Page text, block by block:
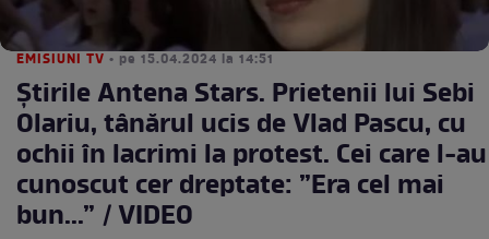
EMISIUNI TV • pe 15.04.2024 la 14:51
Știrile Antena Stars. Prietenii lui Sebi
Olariu, tânărul ucis de Vlad Pascu, cu
ochii în lacrimi la protest. Cei care l-au
cunoscut cer dreptate: ”Era cel mai
bun...” / VIDEO